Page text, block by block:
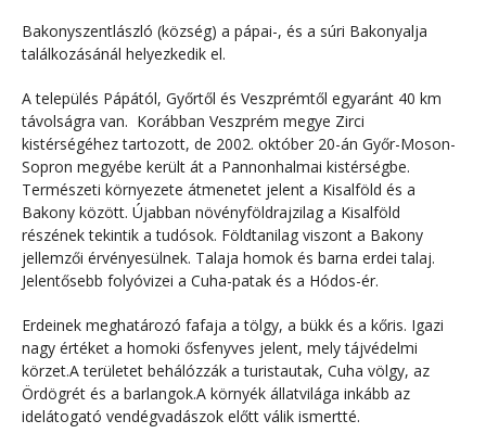
Bakonyszentlászló (község) a pápai-, és a súri Bakonyalja
találkozásánál helyezkedik el.
A település Pápától, Győrtől és Veszprémtől egyaránt 40 km
távolságra van. Korábban Veszprém megye Zirci
kistérségéhez tartozott, de 2002. október 20-án Győr-Moson-
Sopron megyébe került át a Pannonhalmai kistérségbe.
Természeti környezete átmenetet jelent a Kisalföld és a
Bakony között. Újabban növényföldrajzilag a Kisalföld
részének tekintik a tudósok. Földtanilag viszont a Bakony
jellemzői érvényesülnek. Talaja homok és barna erdei talaj.
Jelentősebb folyóvizei a Cuha-patak és a Hódos-ér.
Erdeinek meghatározó fafaja a tölgy, a bükk és a kőris. Igazi
nagy értéket a homoki ősfenyves jelent, mely tájvédelmi
körzet.A területet behálózzák a turistautak, Cuha völgy, az
Ördögrét és a barlangok.A környék állatvilága inkább az
idelátogató vendégvadászok előtt válik ismertté.